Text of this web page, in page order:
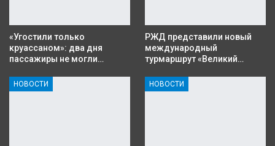
«Угостили только
круассаном»: два дня
пассажиры не могли…
РЖД представили новый
международный
турмаршрут «Великий…
НОВОСТИ НОВОСТИ